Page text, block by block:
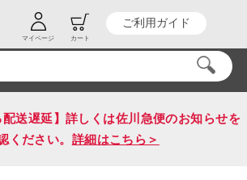
マイページ カート
ご利用ガイド
#送料無料
配送遅延】詳しくは佐川急便のお知らせを
ください。 詳細はこちら＞